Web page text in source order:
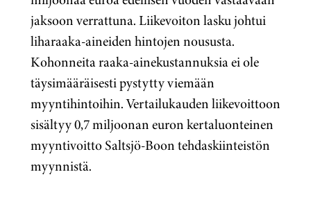
jaksoon verrattuna. Liikevoiton lasku johtui
liharaaka-aineiden hintojen noususta.
Kohonneita raaka-ainekustannuksia ei ole
täysimääräisesti pystytty viemään
myyntihintoihin. Vertailukauden liikevoittoon
sisältyy 0,7 miljoonan euron kertaluonteinen
myyntivoitto Saltsjö-Boon tehdaskiinteistön
myynnistä.